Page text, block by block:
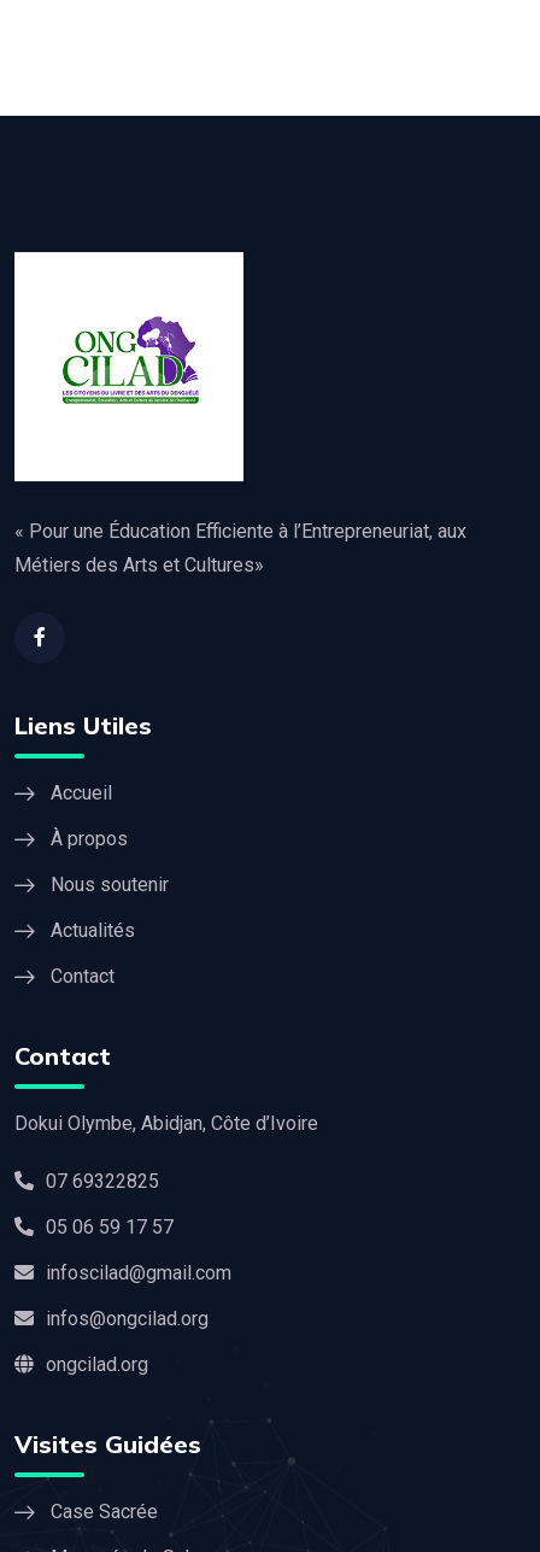
« Pour une Éducation Efficiente à l’Entrepreneuriat, aux
Métiers des Arts et Cultures»
Liens Utiles
Accueil
À propos
Nous soutenir
Actualités
Contact
Contact
Dokui Olymbe, Abidjan, Côte d’Ivoire
07 69322825
05 06 59 17 57
infoscilad@gmail.com
infos@ongcilad.org
ongcilad.org
Visites Guidées
Case Sacrée